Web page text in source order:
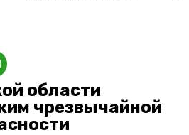
области
чрезвычайной